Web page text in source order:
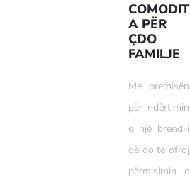
COMODIT
A PËR
ÇDO
FAMILJE
Me premisën
për ndërtimin
e një brend-i
që do të ofroj
përmisimin e